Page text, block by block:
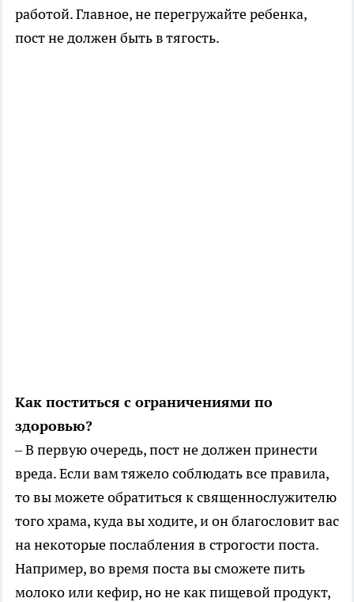
работой. Главное, не перегружайте ребенка,
пост не должен быть в тягость.
Как поститься с ограничениями по
здоровью?
– В первую очередь, пост не должен принести
вреда. Если вам тяжело соблюдать все правила,
то вы можете обратиться к священнослужителю
того храма, куда вы ходите, и он благословит вас
на некоторые послабления в строгости поста.
Например, во время поста вы сможете пить
молоко или кефир, но не как пищевой продукт,